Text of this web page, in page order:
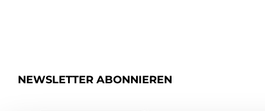
NEWSLETTER ABONNIEREN